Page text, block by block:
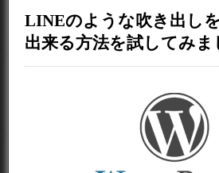
LINEのような吹き出し
出来る方法を試してみま